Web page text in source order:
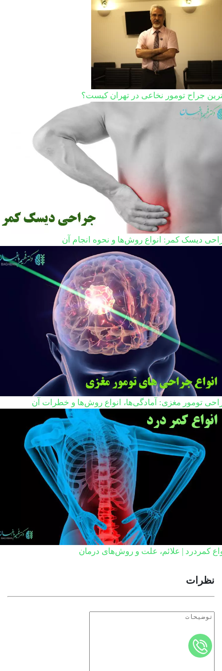
جراح تومور نخاعی در تهران کیست؟
دیسک کمر: انواع روش‌ها و نحوه انجام آن
تومور مغزی: آمادگی‌ها، انواع روش‌ها و خطرات آن
کمردرد | علائم، علت و روش‌های درمان
نظرات